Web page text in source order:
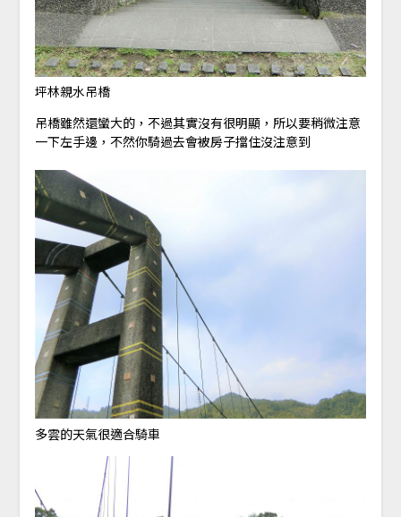
坪林親水吊橋
吊橋雖然還蠻大的，不過其實沒有很明顯，所以要稍微注意
一下左手邊，不然你騎過去會被房子擋住沒注意到
多雲的天氣很適合騎車